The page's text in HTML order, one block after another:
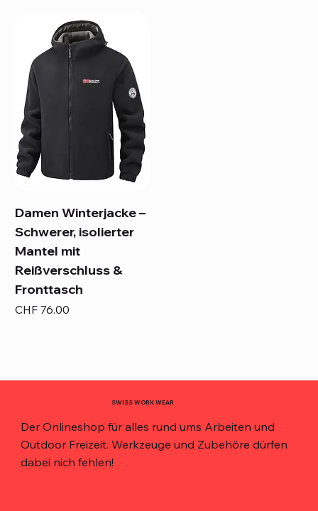
Damen Winterjacke –
Schwerer, isolierter
Mantel mit
Reißverschluss &
Fronttasch
Preis
CHF 76.00
SWISS WORK WEAR
Der Onlineshop für alles rund ums Arbeiten und
Outdoor Freizeit. Werkzeuge und Zubehöre dürfen
dabei nich fehlen!